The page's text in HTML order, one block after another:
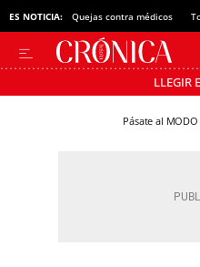
ES NOTICIA: Quejas contra médicos
LLEGIR
Pásate al MODO